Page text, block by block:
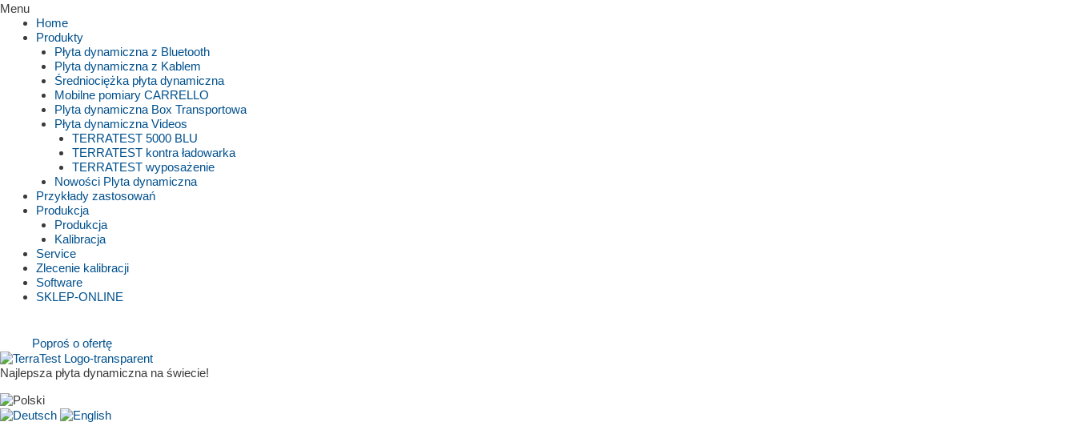
Menu
Home
Produkty
Płyta dynamiczna z Bluetooth
Plyta dynamiczna z Kablem
Średniociężka płyta dynamiczna
Mobilne pomiary CARRELLO
Plyta dynamiczna Box Transportowa
Płyta dynamiczna Videos
TERRATEST 5000 BLU
TERRATEST kontra ładowarka
TERRATEST wyposażenie
Nowości Plyta dynamiczna
Przykłady zastosowań
Produkcja
Produkcja
Kalibracja
Service
Zlecenie kalibracji
Software
SKLEP-ONLINE
Poproś o ofertę
Najlepsza płyta dynamiczna na świecie!